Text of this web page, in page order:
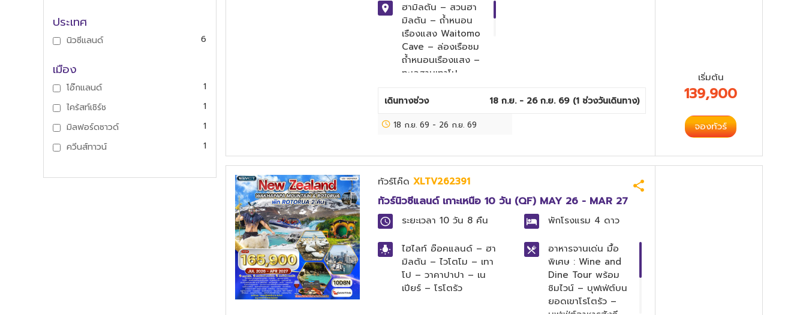
ประเทศ
นิวซีแลนด์ 6
เมือง
โอ๊กแลนด์
1
ไคร้สท์เชิร์ช
1
มิลฟอร์ดซาวด์
1
ควีนส์ทาวน์
1
ฮามิลตัน – สวนฮา
มิลตัน – ถ้ำหนอน
เรืองแสง Waitomo
Cave – ล่องเรือชม
ถ้ำหนอนเรืองแสง –
ทะเลสาบเทาโป –
สลัก เมารี – น้ำตก
นั่งกระเช้าสู่จุดชมวิว
Bluff hill lookout
– แหลมคิดแนป
เน็ต – ไร่องุ่น
Brookfields
รัว – โพลินีเชียน
สปา – ฟาร์มอะโกร
โดม – ฟาร์ม
พาราไดซ์ สปริงค์ –
เดินทางช่วง 18 ก.ย. - 26 ก.ย. 69 (1ช่วงวันเดินทาง)
18 ก.ย. 69 - 26 ก.ย. 69
เริ่มต้น
139,900
จองทัวร์
ทัวร์โค๊ดXLTV262391
ทัวร์นิวซีแลนด์ เกาะเหนือ 10 วัน (QF) MAY 26 - MAR 27
ระยะเวลา 10 วัน 8 คืน พักโรงแรม 4 ดาว
ไฮไลท์ อ๊อคแลนด์ – ฮา
มิลตัน – ไวโตโม – เทา
โป – วาคาปาปา – เน
เปียร์ – โรโตรัว
อาหารจานเด่น มื้อ
พิเศษ : Wine and
Dine Tour พร้อม
ชิมไวน์ – บุฟเฟ่ต์บน
ยอดเขาโรโตรัว –